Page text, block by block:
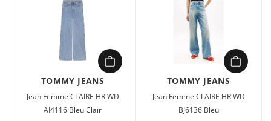
Jambe ample
Denim de coton extensible
Denim 12,3 oz
Braguette zippée avec bouton
Boutons et rivets métalliques estampés
Branding Tommy Jeans
Drapeau Tommy brodé sur la poche gousset et la poche
TOMMY JEANS
Jean Femme CLAIRE HR WD
AI4116 Bleu Clair
TOMMY JEANS
Jean Femme CLAIRE HR WD
BJ6136 Bleu